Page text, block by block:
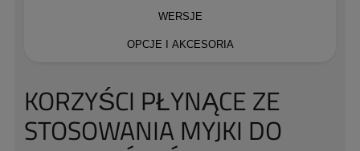
WERSJE
OPCJE I AKCESORIA
KORZYŚCI PŁYNĄCE ZE
STOSOWANIA MYJKI DO